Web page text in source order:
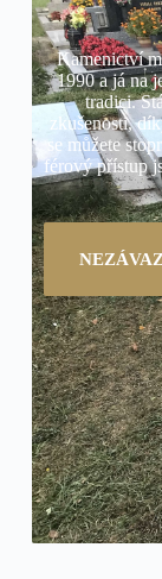
Kamenictví
1990 a já na
tradici.
zkušenosti,
se můžete
férový přístup